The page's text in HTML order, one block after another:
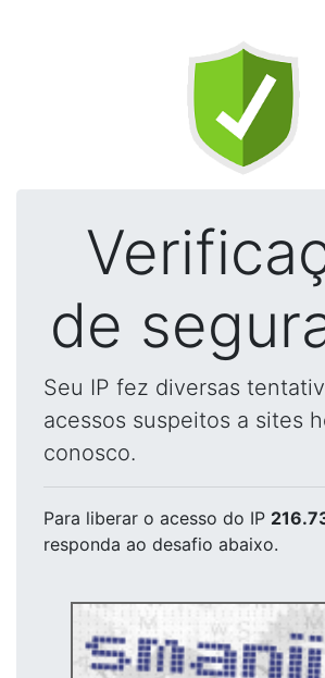
de
Seu IP fez diversas
acessos suspeitos a sites
conosco.
Para liberar o acesso do IP
responda ao desafio abaixo.